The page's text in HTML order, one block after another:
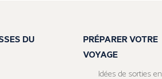
DU
PRÉPARER VOTRE
VOYAGE
Idées de sorties en